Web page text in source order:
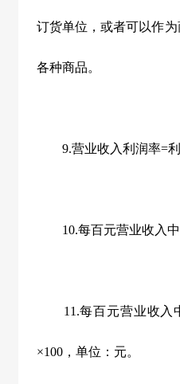
订货单位，或者可以作
各种商品。
9.营业收入利润率=利
10.每百元营业收入中
11.每百元营业收入中
×100，单位：元。